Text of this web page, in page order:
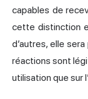
capables de
cette distinction
d’autres, elle
réactions sont
utilisation que sur